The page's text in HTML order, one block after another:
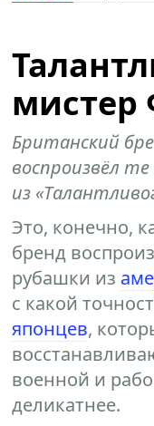
мистер
Британский
воспроизвёл
из
Это, конечно,
бренд
рубашки из
с какой
японцев,
военной и
деликатнее.